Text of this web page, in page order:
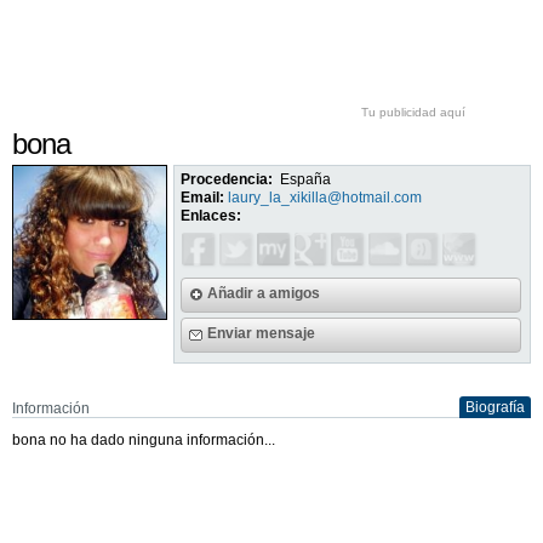
Tu publicidad aquí
bona
Procedencia:
España
Email: laury_la_xikilla@hotmail.com
Enlaces:
Añadir a amigos
Enviar mensaje
Información
Biografía
bona no ha dado ninguna información...